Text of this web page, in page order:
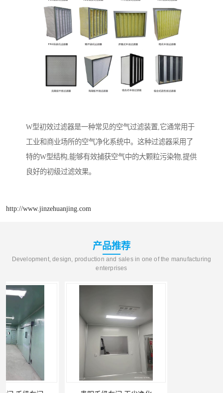
W型初效过滤器是一种常见的空气过滤装置,它通常用于
工业和商业场所的空气净化系统中。这种过滤器采用了
特的W型结构,能够有效捕获空气中的大颗粒污染物,提供
良好的初级过滤效果。
http://www.jinzehuanjing.com
产品推荐
Development, design, production and sales in one of the manufacturing
enterprises